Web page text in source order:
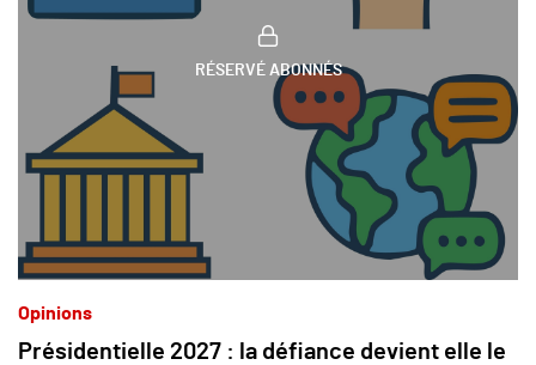
RÉSERVÉ ABONNÉS
Opinions
Présidentielle 2027 : la défiance devient elle le